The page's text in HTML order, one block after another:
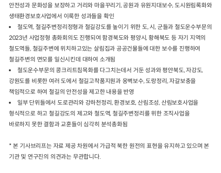
안전성과 문화성을 보장하고 거리와 마을꾸리기, 공원과 유원지대보수, 도시원림록화와
생태환경보호사업에서 이룩한 성과들을 확인
철도역, 철길주변정리정형과 철길강도를 높이기 위한 도, 시, 군들과 철도운수부문의
2023년 사업정형 총화회의도 진행되여 함경북도와 평양시, 황해북도 등 자기 지역의
철도역들, 철길주변에 위치하고있는 살림집과 공공건물들에 대한 보수를 진행하여
철길주변의 면모를 일신시킨데 대하여 소개됨
철도운수부문의 콩크리트침목화를 다그치는데서 거둔 성과와 평얀북도, 자강도,
강원도를 비롯한 여러 도에서 철길고착품지원과 옹벽보수, 도랑정리, 자갈보충을
책임적으로 하여 철길의 안전성을 제고한 내용을 반영
일부 단위들에서 도로관리와 강하천정리, 환경보호, 산림조성, 산림보호사업을
형식적으로 하고 철길강도의 제고와 철도역, 철길주변정리를 위한 조직사업을
바로하지 못한 결함과 교훈들이 심각히 분석총화됨
* 본 기사브리프는 자료 제공 차원에서 가급적 북한 원전의 표현을 유지하고 있으며 본
기관 및 연구진의 의견과는 무관합니다.